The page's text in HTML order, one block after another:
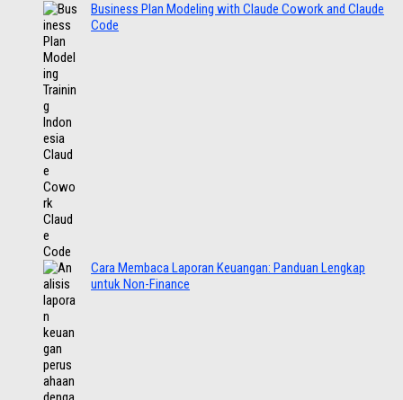
Business Plan Modeling with Claude Cowork and Claude
Code
Cara Membaca Laporan Keuangan: Panduan Lengkap
untuk Non-Finance